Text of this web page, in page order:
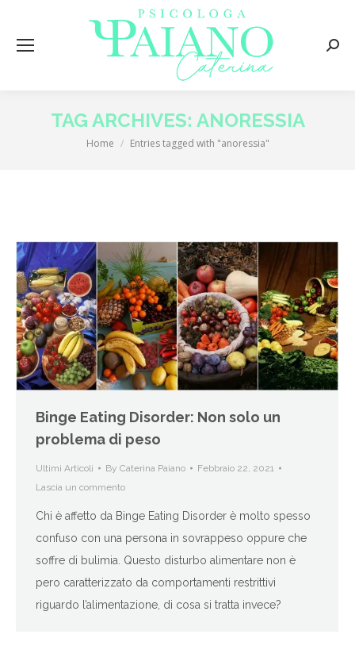
TAG ARCHIVES: ANORESSIA
You are here:
Home Entries tagged with "anoressia"
Binge Eating Disorder: Non solo un
problema di peso
Ultimi Articoli By Caterina Paiano
Febbraio 22, 2021
Lascia un commento
Chi è affetto da Binge Eating Disorder è molto spesso
confuso con una persona in sovrappeso oppure che
soffre di bulimia. Questo disturbo alimentare non è
pero caratterizzato da comportamenti restrittivi
riguardo l’alimentazione, di cosa si tratta invece?